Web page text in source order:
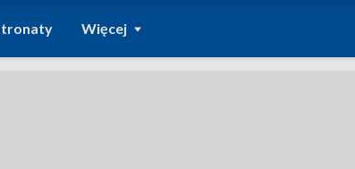
Więcej